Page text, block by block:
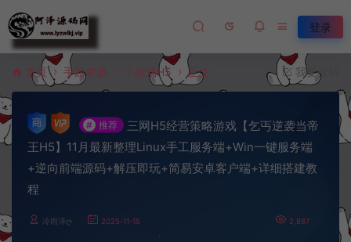
登录
首页 手游资源 小游戏H5 正文 我要投稿
# 推荐
三网H5经营策略游戏【乞丐逆袭当帝
王H5】11月最新整理Linux手工服务端+Win一键服务端
+逆向前端源码+解压即玩+简易安卓客户端+详细搭建教
程
冷雨泽ღ 2025-11-15 2,887